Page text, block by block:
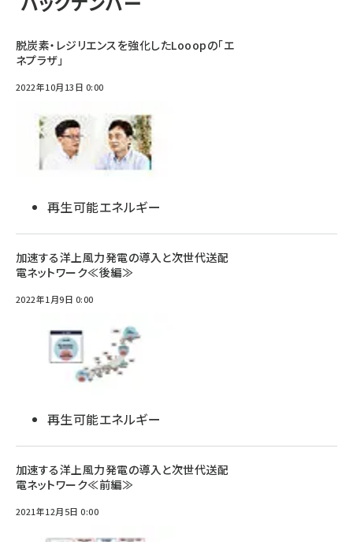
脱炭素・レジリエンスを強化したLooopの「エ
ネプラザ」
2022年10月13日 0:00
再生可能エネルギー
加速する洋上風力発電の導入と次世代送配
電ネットワーク≪後編≫
2022年1月9日 0:00
再生可能エネルギー
加速する洋上風力発電の導入と次世代送配
電ネットワーク≪前編≫
2021年12月5日 0:00